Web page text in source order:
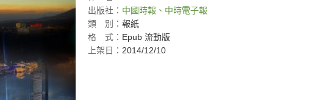
出版社： 中國時報、中時電子報
類
別： 報紙
格
式： Epub 流動版
上架日： 2014/12/10